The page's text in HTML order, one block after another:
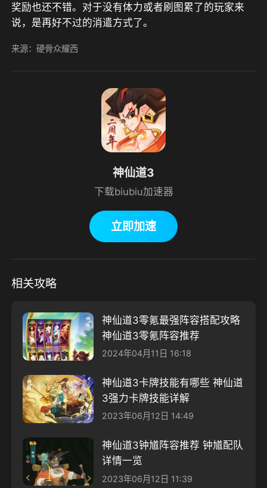
奖励也还不错。对于没有体力或者刷图累了的玩家来
说，是再好不过的消遣方式了。
来源：硬骨众耀西
神仙道3
下载biubiu加速器
立即加速
相关攻略
神仙道3零氪最强阵容搭配攻略
神仙道3零氪阵容推荐
2024年04月11日 16:18
神仙道3卡牌技能有哪些 神仙道
3强力卡牌技能详解
2023年06月12日 14:49
神仙道3钟馗阵容推荐 钟馗配队
详情一览
2023年06月12日 11:39